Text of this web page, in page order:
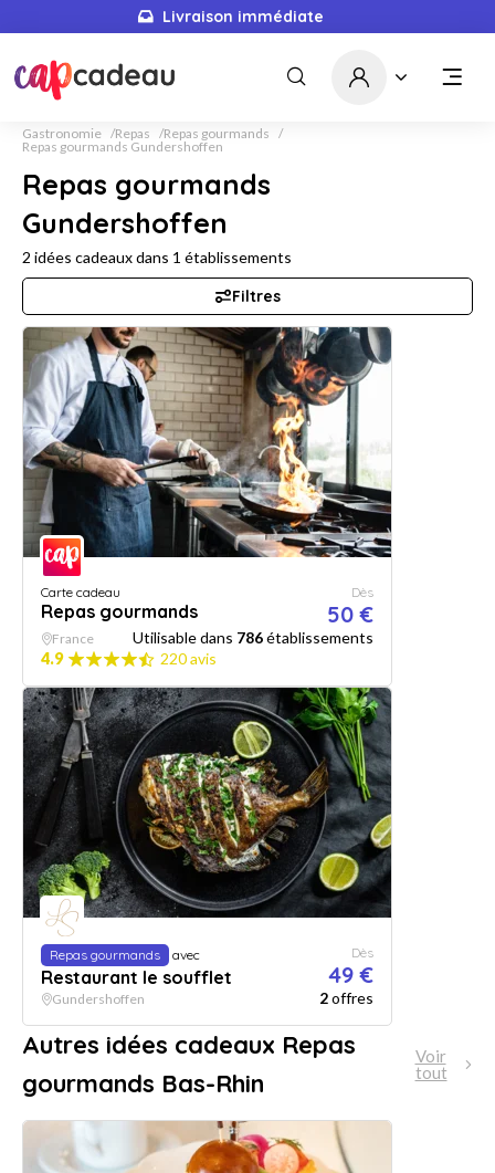
Livraison immédiate
Gastronomie Repas
Repas gourmands
Repas gourmands Gundershoffen
Repas gourmands
Gundershoffen
2 idées cadeaux dans 1 établissements
Filtres
Carte cadeau
Repas gourmands
Dès
50 €
France Utilisable dans 786établissements
4.9
220 avis
Repas gourmands avec
Restaurant le soufflet
Dès
49 €
Gundershoffen 2offres
Autres idées cadeaux Repas
gourmands Bas-Rhin
Voir
tout